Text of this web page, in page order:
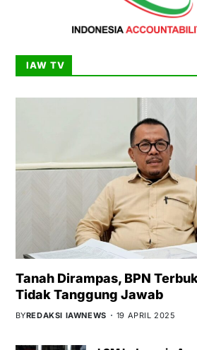
IAW TV
Tanah Dirampas, BPN
Tidak Tanggung Jawab
BYREDAKSI IAWNEWS 19 APRIL 2025